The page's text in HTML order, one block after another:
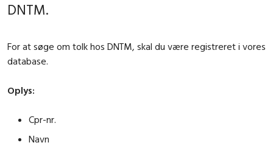
DNTM.
For at søge om tolk hos DNTM, skal du være registreret i vores
database.
Oplys:
Cpr-nr.
Navn